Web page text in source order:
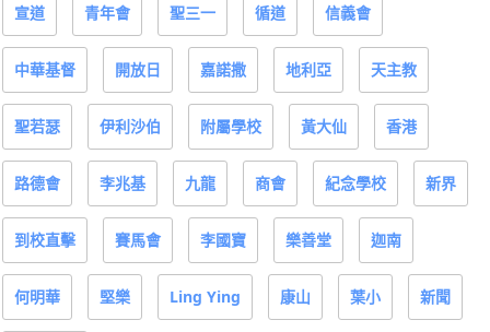
宣道 青年會 聖三一 循道 信義會
中華基督 開放日 嘉諾撒 地利亞 天主教
聖若瑟 伊利沙伯 附屬學校 黃大仙 香港
路德會 李兆基 九龍 商會 紀念學校 新界
到校直擊 賽馬會 李國寶 樂善堂 迦南
何明華 堅樂 Ling Ying 康山 葉小 新聞